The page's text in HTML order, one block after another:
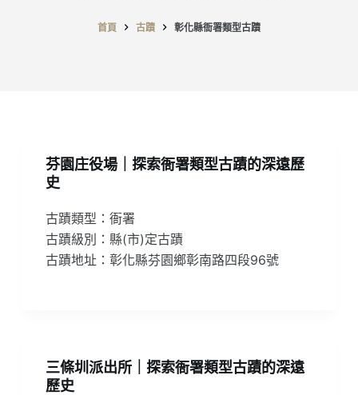
首頁 古蹟 彰化縣衙署類型古蹟
芬園庄役場｜探索衙署類型古蹟的深遠歷
史
古蹟類型：衙署
古蹟級別：縣(市)定古蹟
古蹟地址：彰化縣芬園鄉彰南路四段96號
三條圳派出所｜探索衙署類型古蹟的深遠
歷史